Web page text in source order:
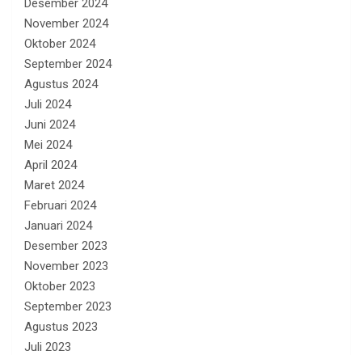
Desember 2024
November 2024
Oktober 2024
September 2024
Agustus 2024
Juli 2024
Juni 2024
Mei 2024
April 2024
Maret 2024
Februari 2024
Januari 2024
Desember 2023
November 2023
Oktober 2023
September 2023
Agustus 2023
Juli 2023